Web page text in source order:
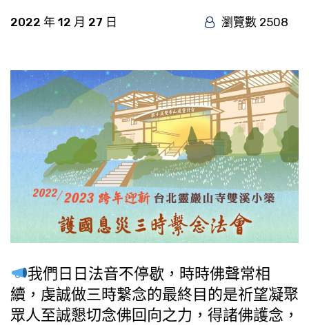
2022 年 12 月 27 日 瀏覽數 2508
我們日日法音不停歇，時時佛聲常相
續，虔誠做三時繫念的最終目的是祈望凝聚
眾人至誠懇切念佛回向之力，得諸佛護念，